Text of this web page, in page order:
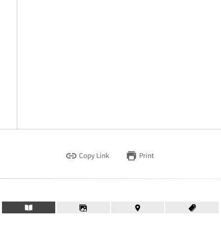
Copy Link Print